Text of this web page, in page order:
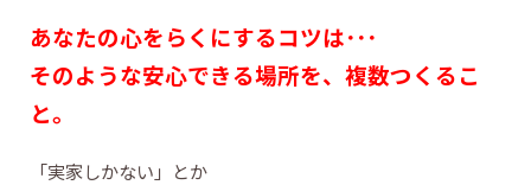
あなたの心をらくにするコツは･･･
そのような安心できる場所を、複数つくるこ
と。
「実家しかない」とか